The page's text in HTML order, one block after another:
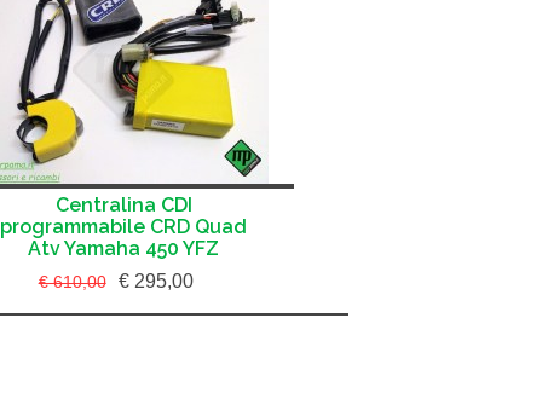
Centralina CDI
programmabile CRD Quad
Atv Yamaha 450 YFZ
€ 610,00 € 295,00